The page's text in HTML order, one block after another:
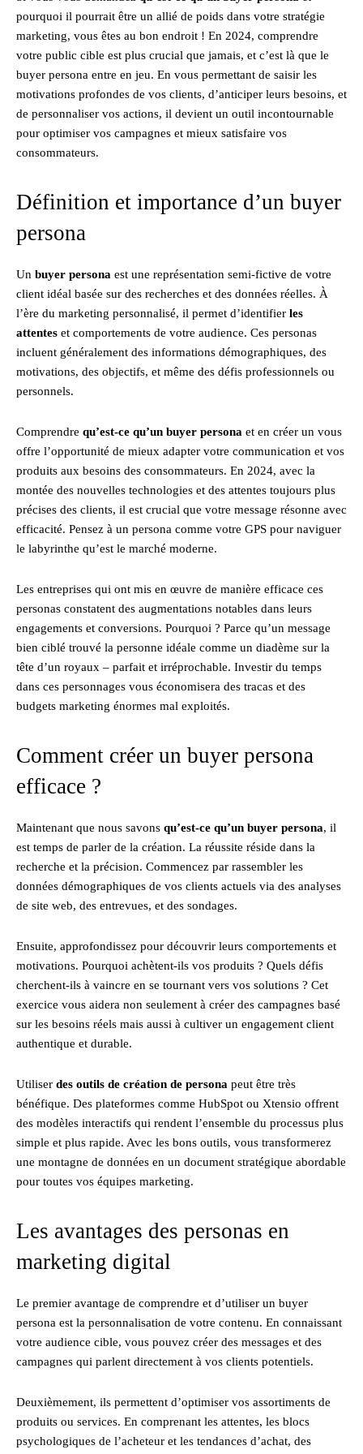
pourquoi il pourrait être un allié de poids dans votre stratégie
marketing, vous êtes au bon endroit ! En 2024, comprendre
votre public cible est plus crucial que jamais, et c’est là que le
buyer persona entre en jeu. En vous permettant de saisir les
motivations profondes de vos clients, d’anticiper leurs besoins, et
de personnaliser vos actions, il devient un outil incontournable
pour optimiser vos campagnes et mieux satisfaire vos
consommateurs.
Définition et importance d’un buyer
persona
Un buyer persona est une représentation semi-fictive de votre
client idéal basée sur des recherches et des données réelles. À
l’ère du marketing personnalisé, il permet d’identifier les
attentes et comportements de votre audience. Ces personas
incluent généralement des informations démographiques, des
motivations, des objectifs, et même des défis professionnels ou
personnels.
Comprendre qu’est-ce qu’un buyer persona et en créer un vous
offre l’opportunité de mieux adapter votre communication et vos
produits aux besoins des consommateurs. En 2024, avec la
montée des nouvelles technologies et des attentes toujours plus
précises des clients, il est crucial que votre message résonne avec
efficacité. Pensez à un persona comme votre GPS pour naviguer
le labyrinthe qu’est le marché moderne.
Les entreprises qui ont mis en œuvre de manière efficace ces
personas constatent des augmentations notables dans leurs
engagements et conversions. Pourquoi ? Parce qu’un message
bien ciblé trouvé la personne idéale comme un diadème sur la
tête d’un royaux – parfait et irréprochable. Investir du temps
dans ces personnages vous économisera des tracas et des
budgets marketing énormes mal exploités.
Comment créer un buyer persona
efficace ?
Maintenant que nous savons qu’est-ce qu’un buyer persona, il
est temps de parler de la création. La réussite réside dans la
recherche et la précision. Commencez par rassembler les
données démographiques de vos clients actuels via des analyses
de site web, des entrevues, et des sondages.
Ensuite, approfondissez pour découvrir leurs comportements et
motivations. Pourquoi achètent-ils vos produits ? Quels défis
cherchent-ils à vaincre en se tournant vers vos solutions ? Cet
exercice vous aidera non seulement à créer des campagnes basé
sur les besoins réels mais aussi à cultiver un engagement client
authentique et durable.
Utiliser des outils de création de persona peut être très
bénéfique. Des plateformes comme HubSpot ou Xtensio offrent
des modèles interactifs qui rendent l’ensemble du processus plus
simple et plus rapide. Avec les bons outils, vous transformerez
une montagne de données en un document stratégique abordable
pour toutes vos équipes marketing.
Les avantages des personas en
marketing digital
Le premier avantage de comprendre et d’utiliser un buyer
persona est la personnalisation de votre contenu. En connaissant
votre audience cible, vous pouvez créer des messages et des
campagnes qui parlent directement à vos clients potentiels.
Deuxièmement, ils permettent d’optimiser vos assortiments de
produits ou services. En comprenant les attentes, les blocs
psychologiques de l’acheteur et les tendances d’achat, des